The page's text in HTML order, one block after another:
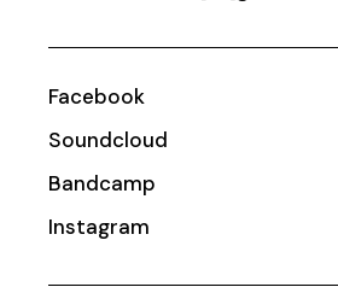
Facebook
Soundcloud
Bandcamp
Instagram